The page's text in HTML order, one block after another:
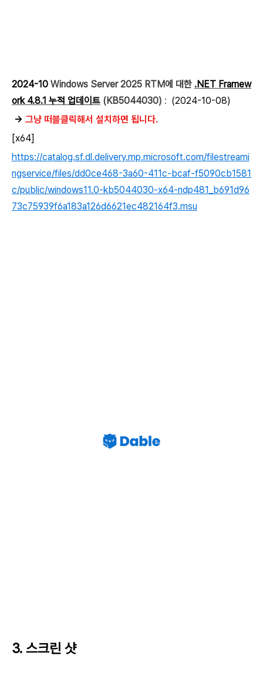
2024-10 Windows Server 2025 RTM에 대한 .NET Framew
ork 4.8.1 누적 업데이트 (KB5044030) : (2024-10-08)
→ 그냥 떠블클릭해서 설치하면 됩니다.
[x64]
https://catalog.sf.dl.delivery.mp.microsoft.com/filestreami
ngservice/files/dd0ce468-3a60-411c-bcaf-f5090cb1581
c/public/windows11.0-kb5044030-x64-ndp481_b691d96
73c75939f6a183a126d6621ec482164f3.msu
3. 스크린 샷